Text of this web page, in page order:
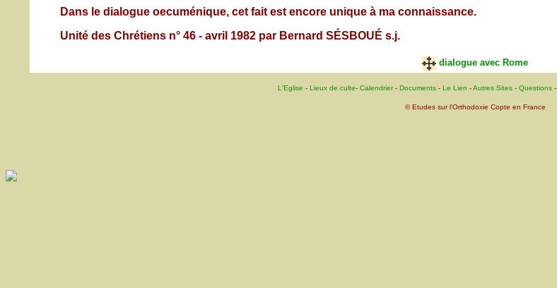
Dans le dialogue oecuménique, cet fait est encore unique à ma connaissance.
Unité des Chrétiens n° 46 - avril 1982 par Bernard SÉSBOUÉ s.j.
dialogue avec Rome
L'Eglise - Lieux de culte- Calendrier- Documents-Le Lien -Autres Sites- Questions-
© Etudes sur l'Orthodoxie Copte en France